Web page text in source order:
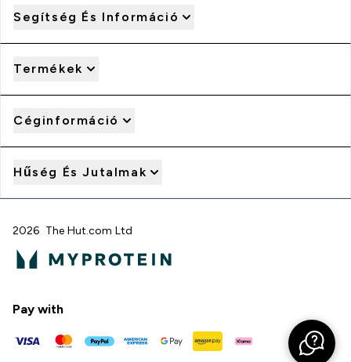
Segítség És Információ
Termékek
Céginformáció
Hűség És Jutalmak
2026 The Hut.com Ltd
Pay with